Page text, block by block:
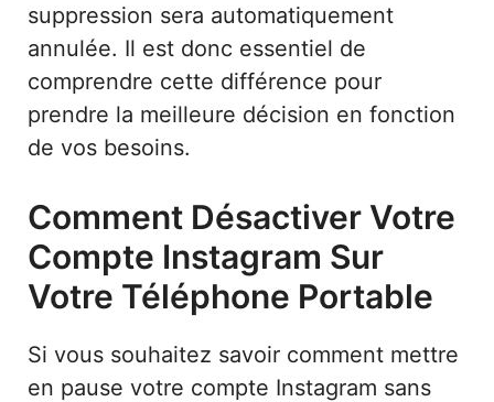
suppression sera automatiquement
annulée. Il est donc essentiel de
comprendre cette différence pour
prendre la meilleure décision en fonction
de vos besoins.
Comment Désactiver Votre
Compte Instagram Sur
Votre Téléphone Portable
Si vous souhaitez savoir comment mettre
en pause votre compte Instagram sans